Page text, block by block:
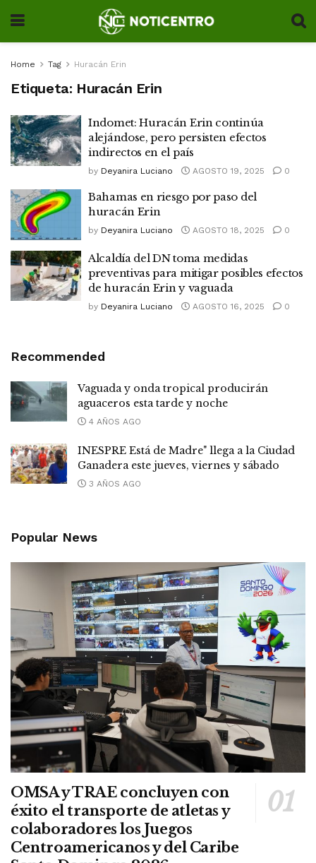
Home Tag Huracán Erin
Etiqueta: Huracán Erin
Indomet: Huracán Erin continúa
alejándose, pero persisten efectos
indirectos en el país
by Deyanira Luciano AGOSTO 19, 2025 0
Bahamas en riesgo por paso del
huracán Erin
by Deyanira Luciano AGOSTO 18, 2025 0
Alcaldía del DN toma medidas
preventivas para mitigar posibles efectos
de huracán Erin y vaguada
by Deyanira Luciano AGOSTO 16, 2025 0
Recommended
Vaguada y onda tropical producirán
aguaceros esta tarde y noche
4 AÑOS AGO
INESPRE Está de Madre" llega a la Ciudad
Ganadera este jueves, viernes y sábado
3 AÑOS AGO
Popular News
OMSA y TRAE concluyen con
éxito el transporte de atletas y
colaboradores los Juegos
Centroamericanos y del Caribe